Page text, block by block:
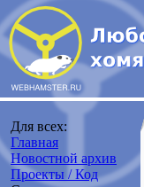
Для всех:
Главная
Новостной архив
Проекты / Код